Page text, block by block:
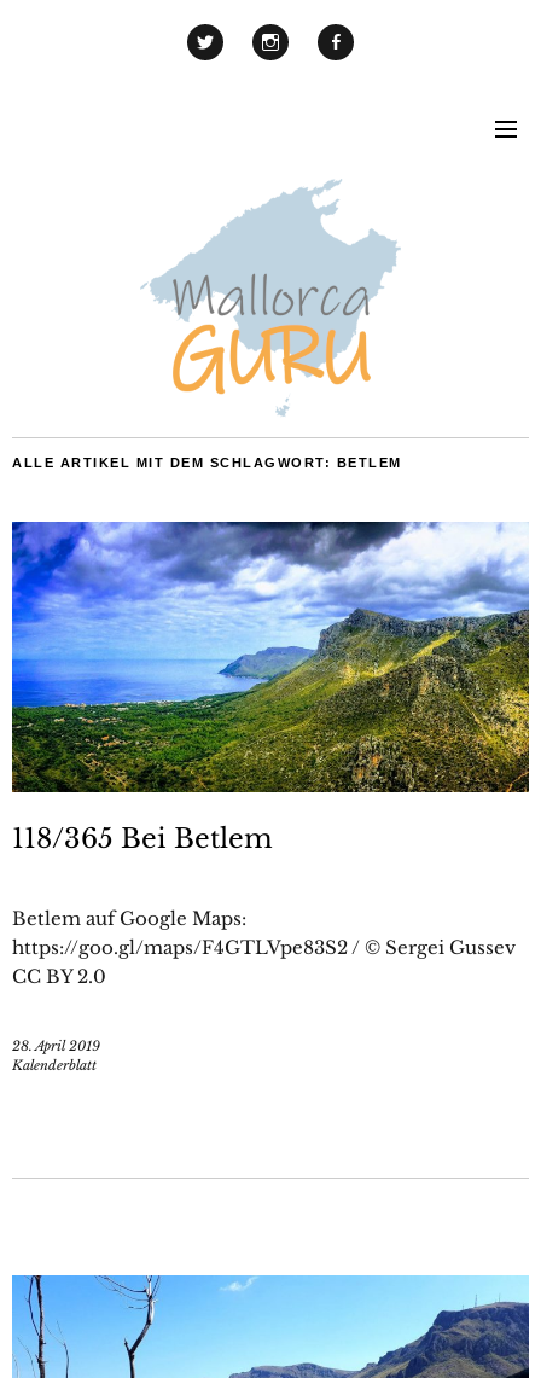
ALLE ARTIKEL MIT DEM SCHLAGWORT: BETLEM
118/365 Bei Betlem
Betlem auf Google Maps:
https://goo.gl/maps/F4GTLVpe83S2 / © Sergei Gussev
CC BY 2.0
28. April 2019
Kalenderblatt